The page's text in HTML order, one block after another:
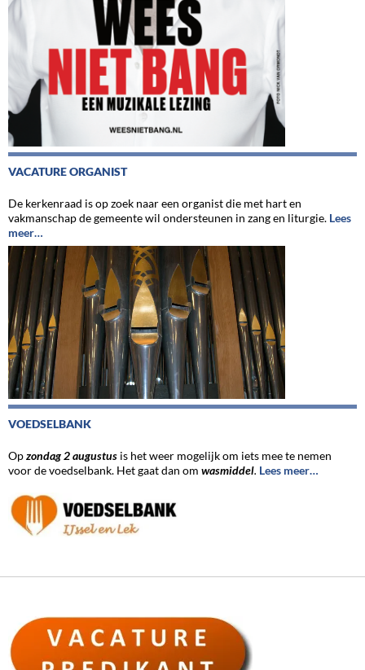
VACATURE ORGANIST
De kerkenraad is op zoek naar een organist die met hart en
vakmanschap de gemeente wil ondersteunen in zang en liturgie. Lees
meer…
VOEDSELBANK
Opzondag 2 augustus is het weer mogelijk om iets mee te nemen
voor de voedselbank. Het gaat dan om wasmiddel. Lees meer…